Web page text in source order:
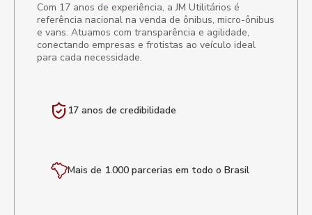
Com 17 anos de experiência, a JM Utilitários é
referência nacional na venda de ônibus, micro-ônibus
e vans. Atuamos com transparência e agilidade,
conectando empresas e frotistas ao veículo ideal
para cada necessidade.
17 anos de credibilidade
Mais de 1.000 parcerias em todo o Brasil